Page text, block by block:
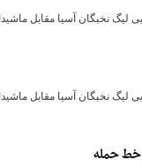
لیگ نخبگان آسیا مقابل ماشیدا
لیگ نخبگان آسیا مقابل ماشیدا
خط حمله